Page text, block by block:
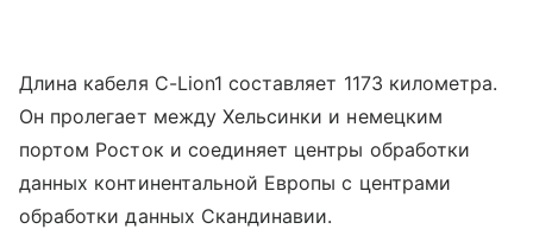
Длина кабеля C-Lion1 составляет 1173 километра.
Он пролегает между Хельсинки и немецким
портом Росток и соединяет центры обработки
данных континентальной Европы с центрами
обработки данных Скандинавии.